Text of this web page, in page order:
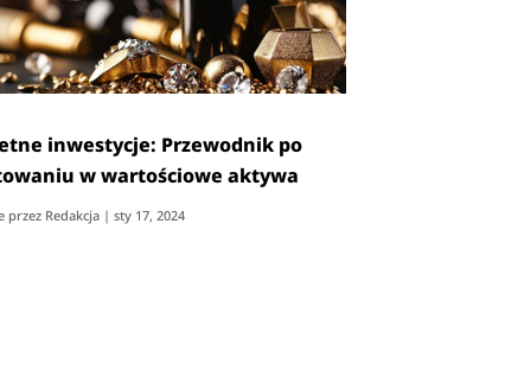
inwestycje: Przewodnik po
w wartościowe aktywa
przez Redakcja| sty 17, 2024